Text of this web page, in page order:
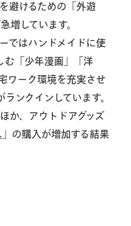
避けるための「外遊
増しています。
ではハンドメイドに使
む「少年漫画」「洋
ワーク環境を充実させ
ンクインしています。
か、アウトドアグッズ
の購入が増加する結果